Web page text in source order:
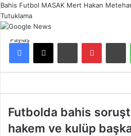
Bahis Futbol MASAK Mert Hakan
Tutuklama
Paylaş
F
t
Futbolda bahis
hakem ve kulüp